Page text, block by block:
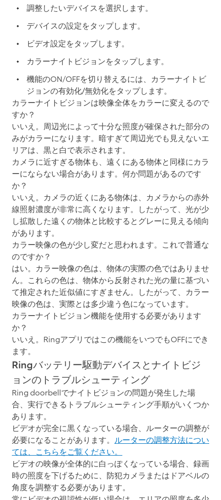
調整したいデバイスを選択します。
デバイスの設定をタップします。
ビデオ設定をタップします。
カラーナイトビジョンをタップします。
機能のON/OFFを切り替えるには、 カラーナイトビ
ジョンの有効化/無効化をタップします。
カラーナイトビジョンは映像全体をカラーに変えるので
すか？
いいえ。周辺光によって十分な照度が確保された部分の
みがカラーになります。暗すぎて周辺光でも見えないエ
リアは、黒と白で表示されます。
カメラに近すぎる物体も、遠くにある物体と同様にカラ
ーにならない場合があります。何か問題があるのです
か？
いいえ。カメラの近くにある物体は、カメラからの赤外
線照射濃度が非常に高くなります。したがって、光が少
し拡散した遠くの物体と比較するとグレーに見える傾向
があります。
カラー映像の色が少し変だと思われます。これで普通な
のですか？
はい。カラー映像の色は、物体の実際の色ではありませ
ん。これらの色は、物体から反射された光の量に基づい
て推定された近似値にすぎません。したがって、カラー
映像の色は、実際とは多少違う色になっています。
カラーナイトビジョン機能を使用する必要があります
か？
いいえ。Ringアプリではこの機能をいつでもOFFにでき
ます。
Ringバッテリー駆動デバイスとナイトビジ
ョンのトラブルシューティング
Ring doorbellでナイトビジョンの問題が発生した場
合、実行できるトラブルシューティング手順がいくつか
あります。
ビデオが完全に黒くなっている場合、ルーターの調整が
必要になることがあります。 ルーターの調整方法につい
ては、こちらをご覧ください。
ビデオの映像が全体的に白っぽくなっている場合、録画
時の照度を下げるために、防犯カメラまたはドアベルの
角度を調整する必要があります。